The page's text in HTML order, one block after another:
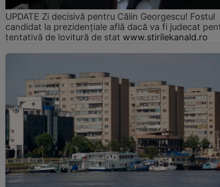
UPDATE Zi decisivă pentru Călin Georgescu! Fostul
candidat la prezidențiale află dacă va fi judecat
tentativă de lovitură de stat www.stirilekanald.ro